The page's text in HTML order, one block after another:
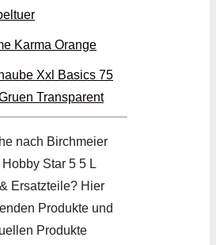
Karma Orange
Xxl Basics 75
Transparent
nach Birchmeier
Star 5 5 L
Ersatzteile? Hier
Produkte und
Produkte